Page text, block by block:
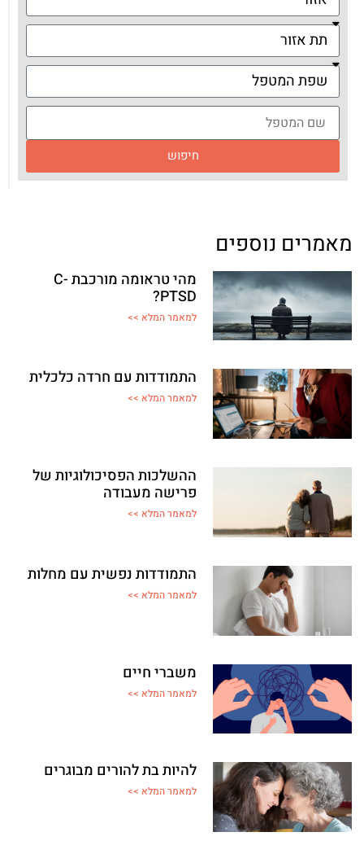
חיפוש
מאמרים נוספים
מהי טראומה מורכבת C-
PTSD?
למאמר המלא >>
התמודדות עם חרדה כלכלית
למאמר המלא >>
ההשלכות הפסיכולוגיות של
פרישה מעבודה
למאמר המלא >>
התמודדות נפשית עם מחלות
למאמר המלא >>
משברי חיים
למאמר המלא >>
להיות בת להורים מבוגרים
למאמר המלא >>